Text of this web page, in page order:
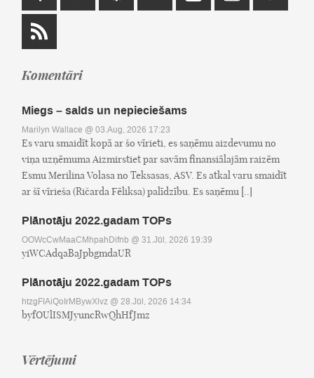
Komentāri
Miegs – salds un nepieciešams
Marilyn Wallace @ 03.Aug, 2026 17:23
Es varu smaidīt kopā ar šo vīrieti, es saņēmu aizdevumu no
viņa uzņēmuma Aizmirstiet par savām finansiālajām raizēm
Esmu Merilina Volasa no Teksasas, ASV. Es atkal varu smaidīt
ar šī vīrieša (Ričarda Fēliksa) palīdzību. Es saņēmu [..]
Plānotāju 2022.gadam TOPs
OOWcCwMaaCMhpahDifnb @ 31.Jūl, 2026 19:39
yiWCAdqaBaJpbgmdaUR
Plānotāju 2022.gadam TOPs
htzgFIAiQoIrMBywXlvz @ 28.Jūl, 2026 14:34
byfOUlISMJyuncRwQhHfJmz
Vērtējumi